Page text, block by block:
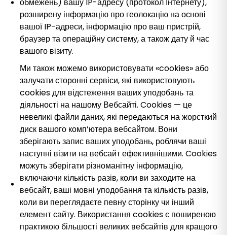
розширену інформацію про геолокацію на основі
вашої IP-адреси, інформацію про ваш пристрій,
браузер та операційну систему, а також дату й час
вашого візиту.
Ми також можемо використовувати «cookies» або
залучати сторонні сервіси, які використовують
cookies для відстеження ваших уподобань та
діяльності на нашому Вебсайті. Cookies — це
невеликі файли даних, які передаються на жорсткий
диск вашого комп’ютера вебсайтом. Вони
зберігають запис ваших уподобань, роблячи ваші
наступні візити на вебсайт ефективнішими. Cookies
можуть зберігати різноманітну інформацію,
включаючи кількість разів, коли ви заходите на
вебсайт, ваші мовні уподобання та кількість разів,
коли ви переглядаєте певну сторінку чи інший
елемент сайту. Використання cookies є поширеною
практикою більшості великих вебсайтів для кращого